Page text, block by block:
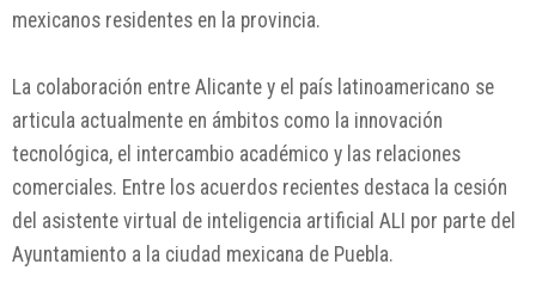
mexicanos residentes en la provincia.
La colaboración entre Alicante y el país latinoamericano se
articula actualmente en ámbitos como la innovación
tecnológica, el intercambio académico y las relaciones
comerciales. Entre los acuerdos recientes destaca la cesión
del asistente virtual de inteligencia artificial ALI por parte del
Ayuntamiento a la ciudad mexicana de Puebla.